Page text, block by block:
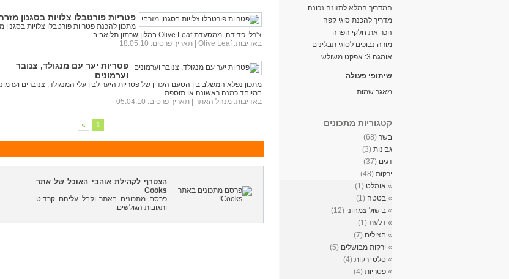
המדריך המלא לתזונה נכונה
מדריך להכנת סוגי קפה
הכר את חלקי הפרה
מורה נבוכים לסוגי תבלינים
אומגה 3: אפקט משולש
שיתופי פעולה
מאגר שמות
קטגוריות מתכונים
בשר (68)
גבינות (3)
דגים (37)
ירקות (48)
» אומלט (1)
» בטטה (1)
» בישול צמחוני (12)
» דלעת (1)
» חצילים (7)
» ירקות מבושלים (5)
» סלט ירקות (4)
» פטריות (4)
פטריות פורטבלו צלויות בסגנון
מתכון להכנת פטריות פורטבלו צלויות
צ'רלי פדידה, ממסעדת Olive Leaf במלון שרתון תל אביב.
באדיבות:Olive Leaf | תאריך פרסום: 18.05.10
פטריות יער עם מנגולד, צנובר
וערמונים
מתכון נפלא המשלב בין הטעם העדין של פטריות היער לבין עלי המנגולד, צנוברים
במיוחד כמנה ראשונה או תוספת.
באדיבות: מנהל האתר | תאריך פרסום: 05.04.10
1
»
הצטרף לקהילת אוהבי האוכל של אתר
Cooks
פרסם מתכונים באתר וקבל עליהם קרדיט
ותגובות הגולשים.